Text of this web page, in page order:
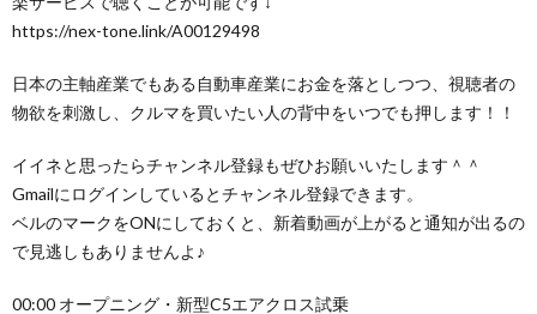
https://nex-tone.link/A00129498
日本の主軸産業でもある自動車産業にお金を落としつつ、視聴者の
物欲を刺激し、クルマを買いたい人の背中をいつでも押します！！
イイネと思ったらチャンネル登録もぜひお願いいたします＾＾
Gmailにログインしているとチャンネル登録できます。
ベルのマークをONにしておくと、新着動画が上がると通知が出るの
で見逃しもありませんよ♪
00:00 オープニング・新型C5エアクロス試乗